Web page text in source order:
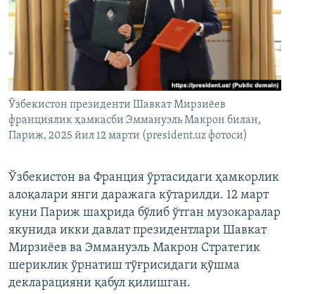
Ўзбекистон президенти Шавкат Мирзиёев
франциялик ҳамкасби Эммануэль Макрон билан,
Париж, 2025 йил 12 марти (president.uz фотоси)
Ўзбекистон ва Франция ўртасидаги ҳамкорлик
алоқалари янги даражага кўтарилди. 12 март
куни Париж шаҳрида бўлиб ўтган музокаралар
якунида икки давлат президентлари Шавкат
Мирзиёев ва Эммануэль Макрон Стратегик
шериклик ўрнатиш тўғрисидаги қўшма
декларацияни қабул қилишган.